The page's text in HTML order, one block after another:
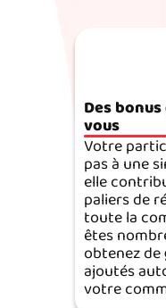
Des
vous
Votre
pas à une
elle
paliers de
toute la
êtes
obtenez de
ajoutés
votre